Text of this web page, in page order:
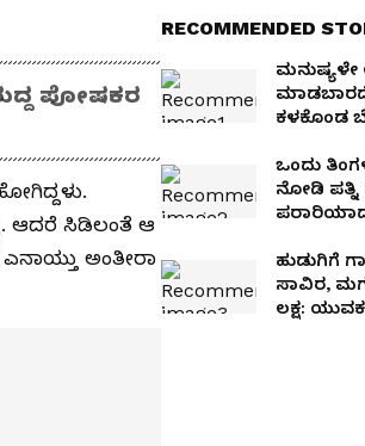
ಪೋಷಕರ
ಆದರೆ ಸಿಡಿಲಂತೆ ಆ
ಅಂತೀರಾ
RECOMMENDED
ಮನುಷ್ಯಳೇ
ಕಳಕೊಂಡ
ಒಂದು
ನೋಡಿ ಪತ್ನಿ
ಪರಾರಿಯಾದ
ಹುಡುಗಿಗೆ
ಸಾವಿರ,
ಲಕ್ಷ: ಯುವಕ ಏನೇನು ಹೇಳಿದ್ದಾನೆ